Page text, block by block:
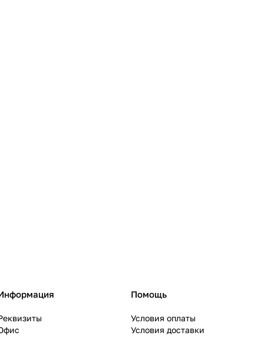
Помощь
Условия оплаты
Условия доставки